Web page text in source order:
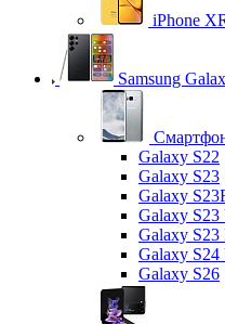
iPhone
Samsung
Galaxy S22
Galaxy S23
Galaxy
Galaxy S23
Galaxy S23
Galaxy S24
Galaxy S26